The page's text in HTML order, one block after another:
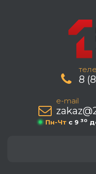
8
e-mail
Пн-Чт c 9 30